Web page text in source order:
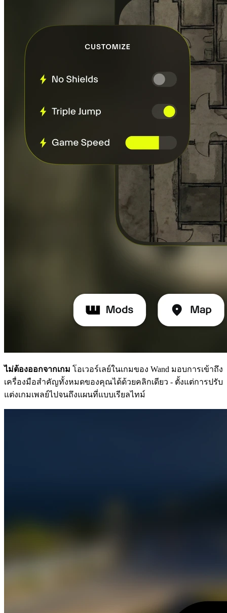
ไม่ต้องออกจากเกม โอเวอร์เลย์ในเกมของ Wand มอบการเข้าถึง
เครื่องมือสำคัญทั้งหมดของคุณได้ด้วยคลิกเดียว - ตั้งแต่การปรับ
แต่งเกมเพลย์ไปจนถึงแผนที่แบบเรียลไทม์